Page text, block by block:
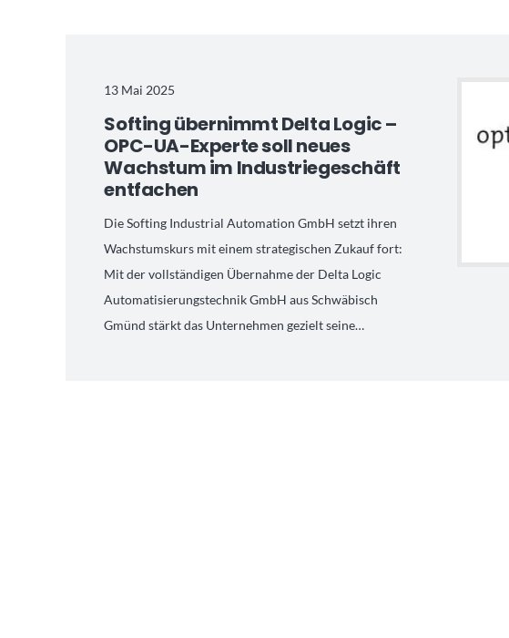
13 Mai 2025
Softing übernimmt Delta Logic –
OPC-UA-Experte soll neues
Wachstum im Industriegeschäft
entfachen
Die Softing Industrial Automation GmbH setzt ihren
Wachstumskurs mit einem strategischen Zukauf fort:
Mit der vollständigen Übernahme der Delta Logic
Automatisierungstechnik GmbH aus Schwäbisch
Gmünd stärkt das Unternehmen gezielt seine…